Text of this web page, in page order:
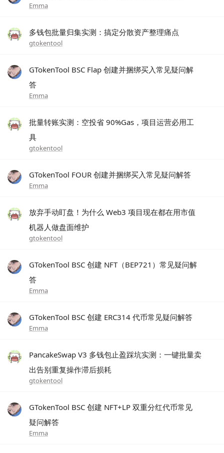
Emma
多钱包批量归集实测：搞定分散资产整理痛点
gtokentool
GTokenTool BSC Flap 创建并捆绑买入常见疑问解
答
Emma
批量转账实测：空投省 90%Gas，项目运营必用工
具
gtokentool
GTokenTool FOUR 创建并捆绑买入常见疑问解答
Emma
放弃手动盯盘！为什么 Web3 项目现在都在用市值
机器人做盘面维护
gtokentool
GTokenTool BSC 创建 NFT（BEP721）常见疑问解
答
Emma
GTokenTool BSC 创建 ERC314 代币常见疑问解答
Emma
PancakeSwap V3 多钱包止盈踩坑实测：一键批量卖
出告别重复操作滞后损耗
gtokentool
GTokenTool BSC 创建 NFT+LP 双重分红代币常见
疑问解答
Emma